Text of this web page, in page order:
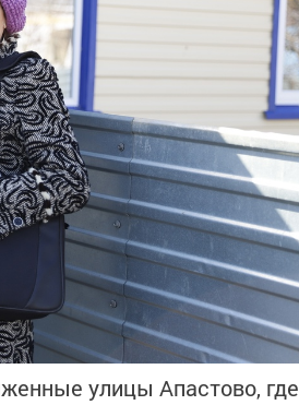
улицы Апастово, где